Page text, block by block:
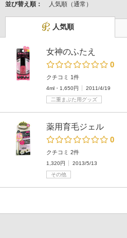
並び替え順：
人気順（通常）
人気順
女神のふたえ
0
クチコミ 1件
4ml・1,650円
2011/4/19
二重まぶた用グッズ
薬用育毛ジェル
0
クチコミ 2件
1,320円
2013/5/13
その他